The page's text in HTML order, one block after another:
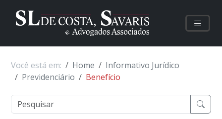
Você está em: Home
Informativo Jurídico
Previdenciário
Benefício